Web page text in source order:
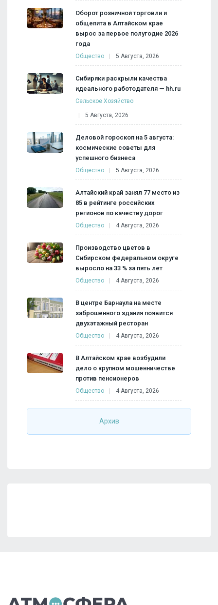
Оборот розничной торговли и
общепита в Алтайском крае
вырос за первое полугодие 2026
года
Общество 5 Августа, 2026
Сибиряки раскрыли качества
идеального работодателя — hh.ru
Сельское Хозяйство
5 Августа, 2026
Деловой гороскоп на 5 августа:
космические советы для
успешного бизнеса
Общество 5 Августа, 2026
Алтайский край занял 77 место из
85 в рейтинге российских
регионов по качеству дорог
Общество 4 Августа, 2026
Производство цветов в
Сибирском федеральном округе
выросло на 33 % за пять лет
Общество 4 Августа, 2026
В центре Барнаула на месте
заброшенного здания появится
двухэтажный ресторан
Общество 4 Августа, 2026
В Алтайском крае возбудили
дело о крупном мошенничестве
против пенсионеров
Общество 4 Августа, 2026
Архив